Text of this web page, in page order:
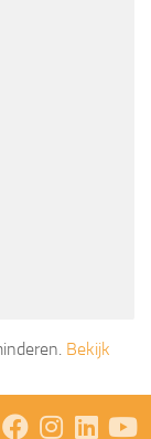
Bekijk